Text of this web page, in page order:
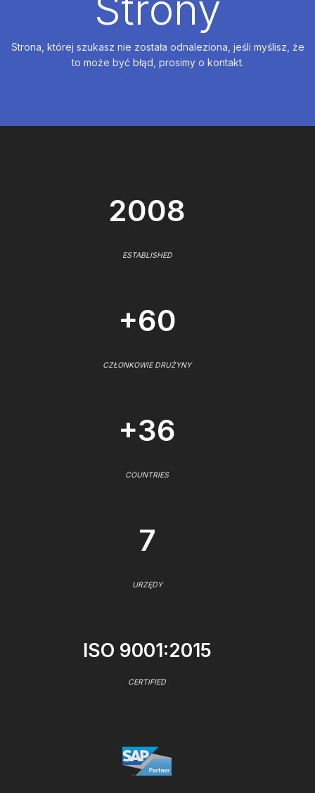
Strona, której szukasz nie została odnaleziona, jeśli myślisz, że
to może być błąd, prosimy o kontakt.
2008
ESTABLISHED
+60
CZŁONKOWIE DRUŻYNY
+36
COUNTRIES
7
URZĘDY
ISO 9001:2015
CERTIFIED